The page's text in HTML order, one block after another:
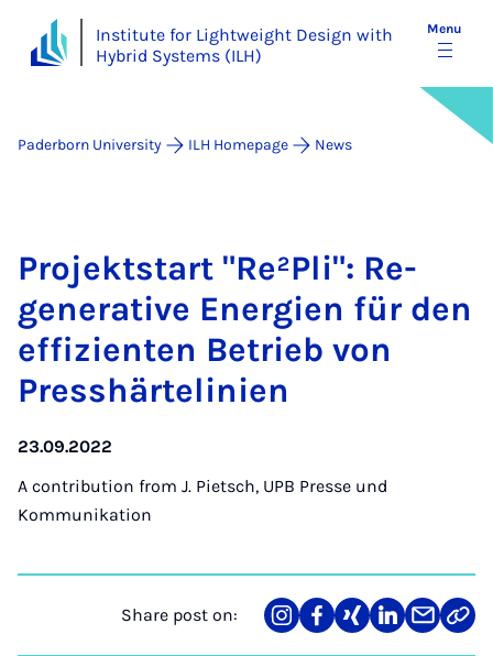
Institute for Lightweight Design with
Hybrid Systems (ILH)
Menu
Paderborn University ILH Homepage News
Pro­jekt­start "Re²Pli": Re­
gen­er­at­ive En­er­gi­en für den
ef­f­iz­ien­ten Be­trieb von
Presshär­telini­en
23.09.2022
A contribution from J. Pietsch, UPB Presse und
Kommunikation
Share post on:
ShareTeilenTeilenTeilenTeilenLink